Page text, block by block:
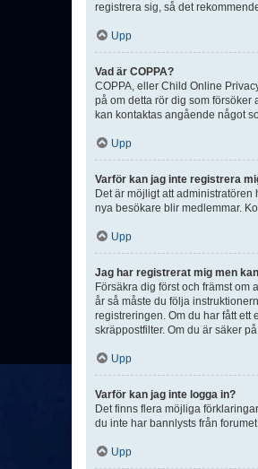
registrera sig, så det
Upp
Vad är COPPA?
COPPA, eller Child Online
på om detta rör dig som försöker
kan kontaktas angående något
Upp
Varför kan jag inte registrera
Det är möjligt att
nya besökare blir medlemmar.
Upp
Jag har registrerat mig men
Försäkra dig först och främst om
år så måste du följa
registreringen. Om du har fått
skräppostfilter. Om du är säker
Upp
Varför kan jag inte logga in?
Det finns flera möjliga
du inte har bannlysts från
Upp